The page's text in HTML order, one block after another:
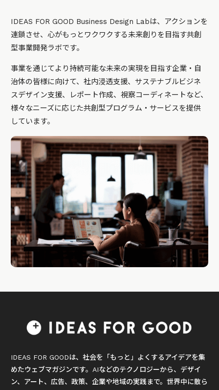
IDEAS FOR GOOD Business Design Labは、アクションを
連鎖させ、心がもっとワクワクする未来創りを目指す共創
型事業開発ラボです。
事業を通じてより持続可能な未来の実現を目指す企業・自
治体の皆様に向けて、社内浸透支援、サステナブルビジネ
スデザイン支援、レポート作成、視察コーディネートなど、
様々なニーズに応じた共創型プログラム・サービスを提供
しています。
IDEAS FOR GOODは、社会を「もっと」よくするアイデアを集
めたウェブマガジンです。AIなどのテクノロジーから、デザイ
ン、アート、広告、政策、企業や地域の実践まで。世界中に散ら